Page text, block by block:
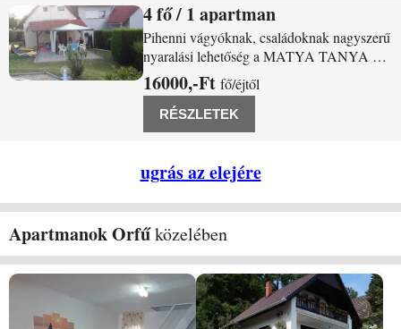
4 / 1 apartman
Orfű Jókai u 17.
Pihenni vágyóknak, családoknak nagyszerű
nyaralási lehetőség a MATYA TANYA 1.
Orfűn. Jöjjön el és töltsön el pár
felejthetetlen, nyugodt napot nálunk.
Csendes környezet, csodálatos levegő,
közeli erdő, és tó felüdülés a kikapcsolódni
16000,-Ft fő/éjtől
RÉSZLETEK
ugrás az elejére
Apartmanok Orfűközelében